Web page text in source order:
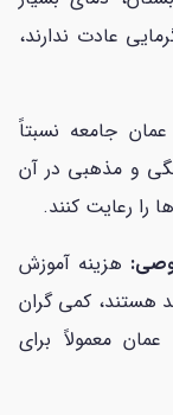
عادت ندارند،
عمان جامعه نسبتاً
و مذهبی در آن
را رعایت کنند.
هزینه آموزش
هستند، کمی گران
معمولاً برای